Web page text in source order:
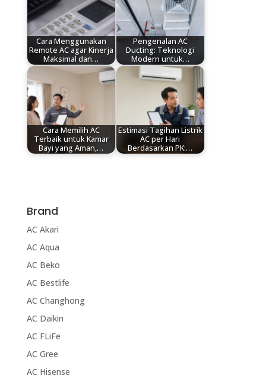
Cara Menggunakan
Remote AC agar Kinerja
Maksimal dan…
Pengenalan AC
Ducting: Teknologi
Modern untuk…
Cara Memilih AC
Terbaik untuk Kamar
Bayi yang Aman,…
Estimasi Tagihan Listrik
AC per Hari
Berdasarkan PK:…
Brand
AC Akari
AC Aqua
AC Beko
AC Bestlife
AC Changhong
AC Daikin
AC FLiFe
AC Gree
AC Hisense